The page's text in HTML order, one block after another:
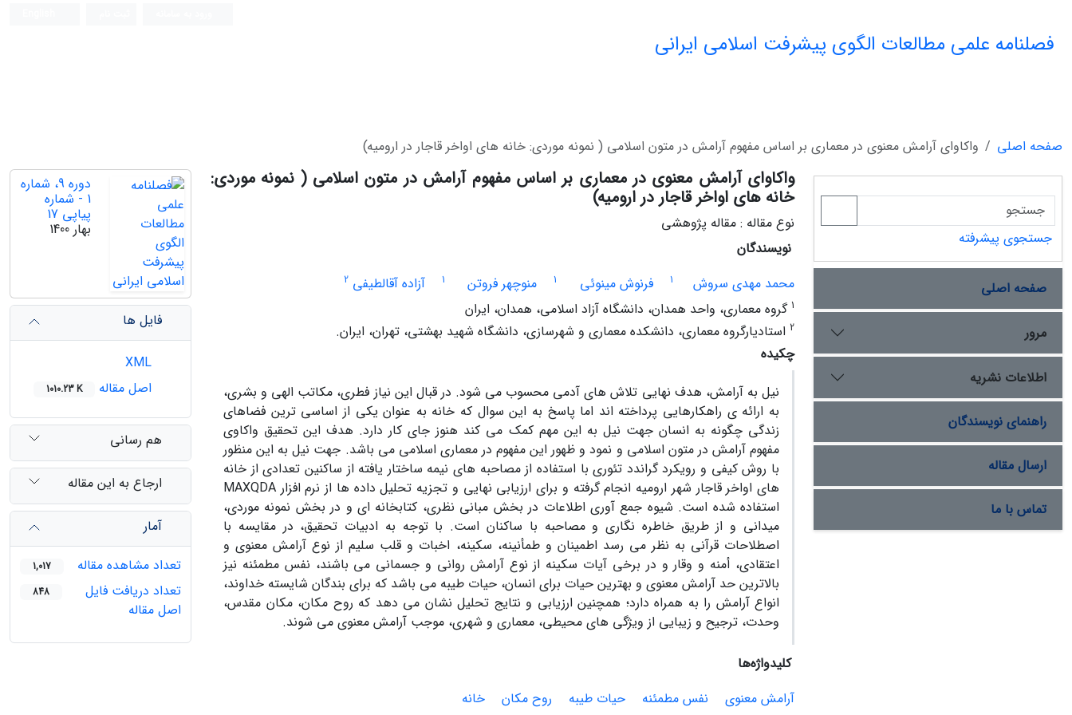
فصلنامه علمی مطالعات الگوی پیشرفت اسلامی ایرانی
صفحه اصلی واکاوای آرامش معنوی در معماری بر اساس مفهوم آرامش در متون اسلامی ( نمونه موردی: خانه های اواخر قاجار در ارومیه)
واکاوای آرامش معنوی در معماری بر اساس مفهوم آرامش در متون اسلامی ( نمونه موردی:
خانه های اواخر قاجار در ارومیه)
نوع مقاله : مقاله پژوهشی
نویسندگان
محمد مهدی سروش
1 فرنوش مینوئی 1 منوچهر فروتن 1 آزاده آقالطیفی 2
1 گروه معماری، واحد همدان، دانشگاه آزاد اسلامی، همدان، ایران
2 استادیارگروه معماری، دانشکده معماری و شهرسازی، دانشگاه شهید بهشتی، تهران، ایران.
چکیده
نیل به آرامش، هدف نهایی تلاش های آدمی محسوب می شود. در قبال این نیاز فطری، مکاتب الهی و بشری،
به ارائه ی راهکارهایی پرداخته اند اما پاسخ به این سوال که خانه به عنوان یکی از اساسی ترین فضاهای
زندگی چگونه به انسان جهت نیل به این مهم کمک می کند هنوز جای کار دارد. هدف این تحقیق واکاوی
مفهوم آرامش در متون اسلامی و نمود و ظهور این مفهوم در معماری اسلامی می باشد. جهت نیل به این منظور
با روش کیفی و رویکرد گراندد تئوری با استفاده از مصاحبه های نیمه ساختار یافته از ساکنین تعدادی از خانه
های اواخر قاجار شهر ارومیه انجام گرفته و برای ارزیابی نهایی و تجزیه تحلیل داده ها از نرم افزار MAXQDA
استفاده شده است. شیوه جمع آوری اطلاعات در بخش مبانی نظری، کتابخانه ای و در بخش نمونه موردی،
میدانی و از طریق خاطره نگاری و مصاحبه با ساکنان است. با توجه به ادبیات تحقیق، در مقایسه با
اصطلاحات قرآنی به نظر می رسد اطمینان و طمأنینه، سکینه، اخبات و قلب سلیم از نوع آرامش معنوی و
اعتقادی، أمنه و وقار و در برخی آیات سکینه از نوع آرامش روانی و جسمانی می باشند، نفس مطمئنه نیز
بالاترین حد آرامش معنوی و بهترین حیات برای انسان، حیات طیبه می باشد که برای بندگان شایسته خداوند،
انواع آرامش را به همراه دارد؛ همچنین ارزیابی و نتایج تحلیل نشان می دهد که روح مکان، مکان مقدس،
وحدت، ترجیح و زیبایی از ویژگی های محیطی، معماری و شهری، موجب آرامش معنوی می شوند.
کلیدواژه‌ها
آرامش معنوی
نفس مطمئنه حیات طیبه روح مکان خانه
دوره 9، شماره
1 - شماره
پیاپی 17
بهار 1400
فایل ها
اصل مقاله
1010.23 K
هم رسانی
ارجاع به این مقاله
آمار
تعداد مشاهده مقاله
1,017
تعداد دریافت فایل
اصل مقاله
848
جستجوی پیشرفته
صفحه اصلی
مرور
اطلاعات نشریه
راهنمای نویسندگان
ارسال مقاله
تماس با ما